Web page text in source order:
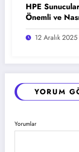
HPE
Önemli ve
12 Aralık 2025
YORUM
Yorumlar